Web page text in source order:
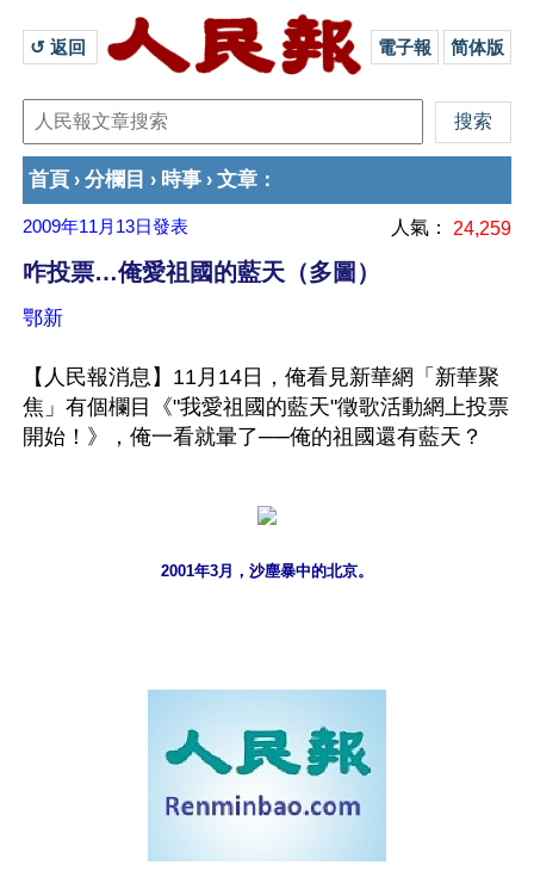
↺ 返回 電子報 简体版
首頁 › 分欄目 › 時事 › 文章 ：
2009年11月13日發表 人氣： 24,259
咋投票…俺愛祖國的藍天（多圖）
鄂新
【人民報消息】11月14日，俺看見新華網「新華聚
焦」有個欄目《"我愛祖國的藍天"徵歌活動網上投票
開始！》，俺一看就暈了──俺的祖國還有藍天？
2001年3月，沙塵暴中的北京。